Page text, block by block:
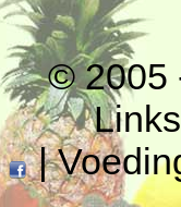
© 2005
Links
|